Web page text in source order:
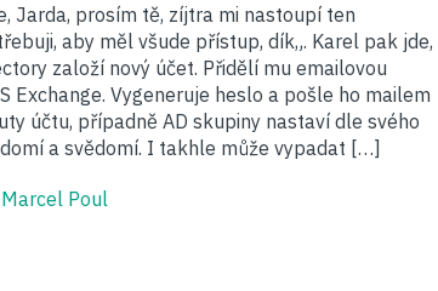
Jarda, prosím tě, zíjtra mi nastoupí ten
aby měl všude přístup, dík„. Karel pak jde,
založí nový účet. Přidělí mu emailovou
Exchange. Vygeneruje heslo a pošle ho mailem
účtu, případně AD skupiny nastaví dle svého
a svědomí. I takhle může vypadat […]
Marcel Poul